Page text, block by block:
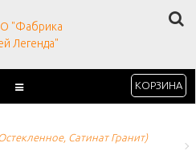
КОРЗИНА
Сатинат Гранит)